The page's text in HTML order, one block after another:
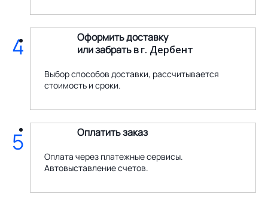
Оформить доставку
или забрать вг. Дербент
Выбор способов доставки, рассчитывается
стоимость и сроки.
4
Оплатить заказ
Оплата через платежные сервисы.
Автовыставление счетов.
5